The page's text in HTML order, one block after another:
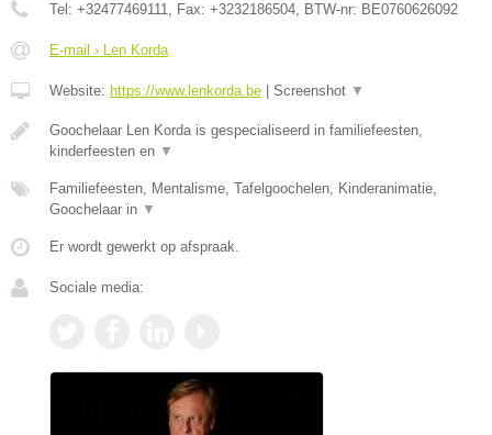
Tel: +32477469111, Fax: +3232186504, BTW-nr: BE0760626092
E-mail › Len Korda
Website: https://www.lenkorda.be Screenshot ▼
Goochelaar Len Korda is gespecialiseerd in familiefeesten,
kinderfeesten en ▼
Familiefeesten, Mentalisme, Tafelgoochelen, Kinderanimatie,
Goochelaar in ▼
Er wordt gewerkt op afspraak.
Sociale media: